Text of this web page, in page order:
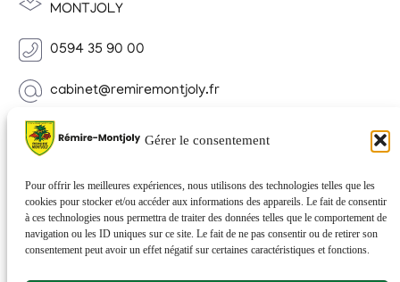
Gérer le consentement
Pour offrir les meilleures expériences, nous utilisons des technologies telles que les
cookies pour stocker et/ou accéder aux informations des appareils. Le fait de consentir
à ces technologies nous permettra de traiter des données telles que le comportement de
navigation ou les ID uniques sur ce site. Le fait de ne pas consentir ou de retirer son
consentement peut avoir un effet négatif sur certaines caractéristiques et fonctions.
MONTJOLY
0594 35 90 00
cabinet@remiremontjoly.fr
Newsletter
nouvelles de votre commune.